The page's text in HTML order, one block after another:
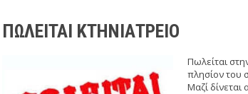
ΠΩΛΕΙΤΑΙ ΚΤΗΝΙΑΤΡΕΙΟ
Πωλείται
πλησίον του
Μαζί δίνεται